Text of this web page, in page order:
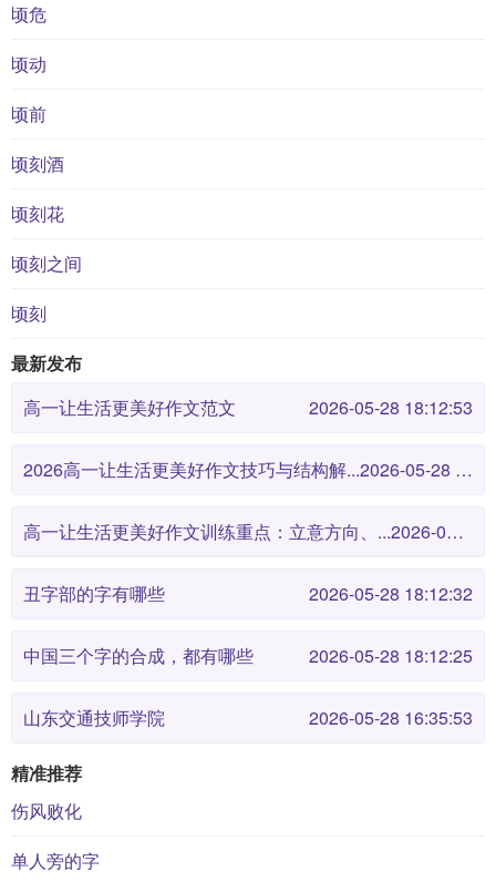
顷危
顷动
顷前
顷刻酒
顷刻花
顷刻之间
顷刻
最新发布
高一让生活更美好作文范文
2026-05-28 18:12:53
2026高一让生活更美好作文技巧与结构解... 2026-05-28 18:12:46
高一让生活更美好作文训练重点：立意方向、... 2026-05-28 18:12:38
丑字部的字有哪些 2026-05-28 18:12:32
中国三个字的合成，都有哪些 2026-05-28 18:12:25
山东交通技师学院 2026-05-28 16:35:53
精准推荐
伤风败化
单人旁的字